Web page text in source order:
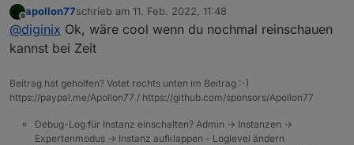
Reboot hat tatsächlich geholfen. 4.0.8 läuft nun mit
allen Instanzen.
Alte iob Prozesse gab es nie vor dem iob start.
Offline
apollon77schrieb am 11. Feb. 2022, 11:48
zuletzt editiert von
@diginix Ok, wäre cool wenn du nochmal reinschauen
kannst bei Zeit
Beitrag hat geholfen? Votet rechts unten im Beitrag :-)
https://paypal.me/Apollon77 / https://github.com/sponsors/Apollon77
Debug-Log für Instanz einschalten? Admin -> Instanzen ->
Expertenmodus -> Instanz aufklappen - Loglevel ändern